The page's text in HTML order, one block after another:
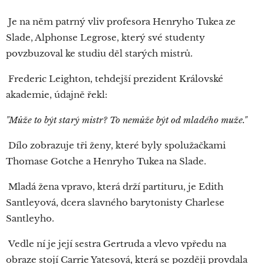
Je na něm patrný vliv profesora Henryho Tukea ze
Slade, Alphonse Legrose, který své studenty
povzbuzoval ke studiu děl starých mistrů.
Frederic Leighton, tehdejší prezident Královské
akademie, údajně řekl:
"Může to být starý mistr? To nemůže být od mladého muže."
Dílo zobrazuje tři ženy, které byly spolužačkami
Thomase Gotche a Henryho Tukea na Slade.
Mladá žena vpravo, která drží partituru, je Edith
Santleyová, dcera slavného barytonisty Charlese
Santleyho.
Vedle ní je její sestra Gertruda a vlevo vpředu na
obraze stojí Carrie Yatesová, která se později provdala